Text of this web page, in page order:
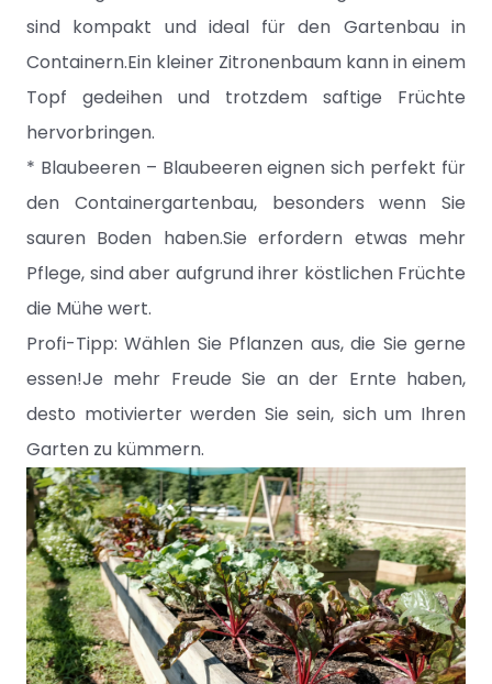
sind kompakt und ideal für den Gartenbau in
Containern.Ein kleiner Zitronenbaum kann in einem
Topf gedeihen und trotzdem saftige Früchte
hervorbringen.
* Blaubeeren – Blaubeeren eignen sich perfekt für
den Containergartenbau, besonders wenn Sie
sauren Boden haben.Sie erfordern etwas mehr
Pflege, sind aber aufgrund ihrer köstlichen Früchte
die Mühe wert.
Profi-Tipp: Wählen Sie Pflanzen aus, die Sie gerne
essen!Je mehr Freude Sie an der Ernte haben,
desto motivierter werden Sie sein, sich um Ihren
Garten zu kümmern.